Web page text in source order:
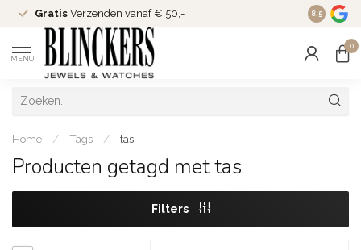
Gratis Verzenden vanaf € 50,- Since
8.5
MENU
0
Home / Tags / tas
Producten getagd met tas
Filters